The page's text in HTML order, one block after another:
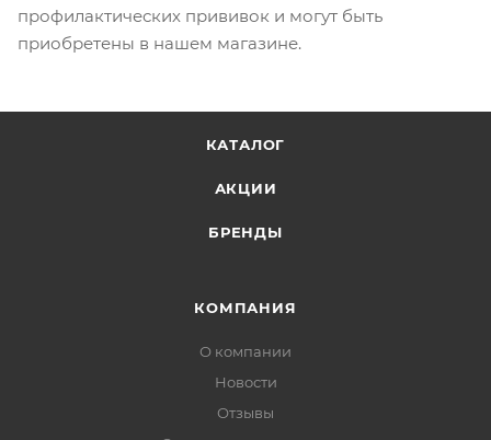
профилактических прививок и могут быть
приобретены в нашем магазине.
КАТАЛОГ
АКЦИИ
БРЕНДЫ
КОМПАНИЯ
О компании
Новости
Отзывы